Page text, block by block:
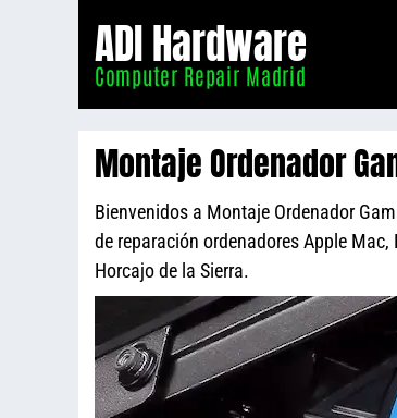
ADI Hardware
Computer Repair Madrid
Montaje Ordenador
Bienvenidos a Montaje Ordenador
de reparación ordenadores Apple Mac,
Horcajo de la Sierra.